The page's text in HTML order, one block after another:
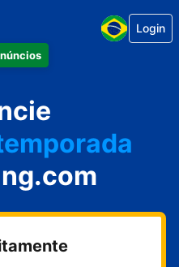
Login